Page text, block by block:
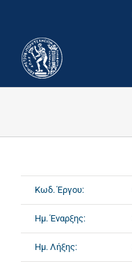
Κωδ. Έργου:
Ημ. Έναρξης:
Ημ. Λήξης: